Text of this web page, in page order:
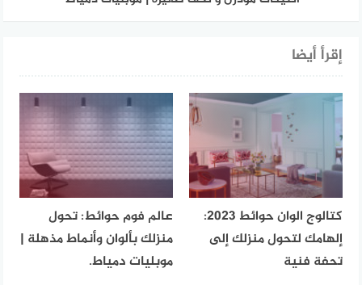
إقرأ أيضا
كتالوج الوان حوائط 2023:
إلهامك لتحول منزلك إلى
تحفة فنية
عالم فوم حوائط: تحول
منزلك بألوان وأنماط مذهلة |
موبليات دمياط.